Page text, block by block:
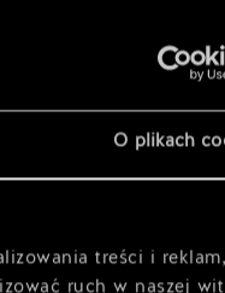
O plikach
treści i
ruch w naszej